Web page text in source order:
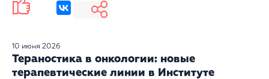
10 июня 2026
Тераностика в онкологии: новые
терапевтические линии в Институте